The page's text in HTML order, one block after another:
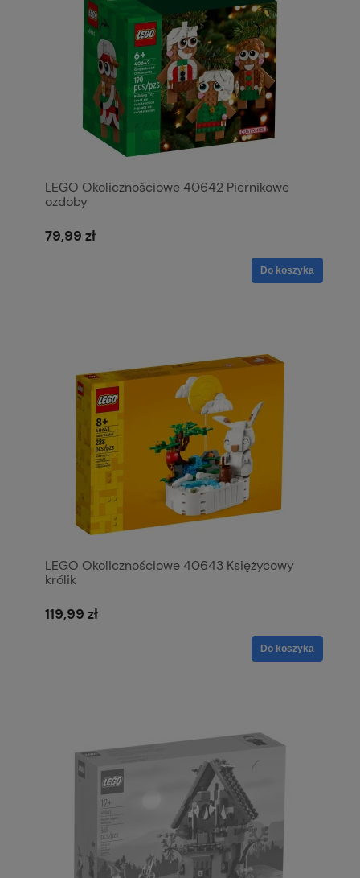
LEGO Okolicznościowe 40642 Piernikowe
ozdoby
79,99 zł
Do koszyka
LEGO Okolicznościowe 40643 Księżycowy
królik
119,99 zł
Do koszyka